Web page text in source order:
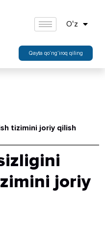
Oʻz
Qayta qo’ng’iroq qiling
tizimini joriy qilish
joriy